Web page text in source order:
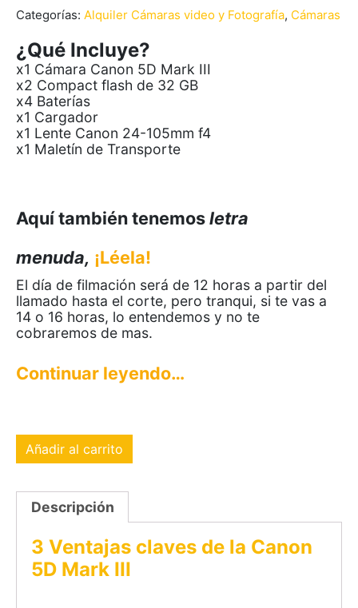
Categorías: Alquiler Cámaras video y Fotografía, Cámaras
¿Qué Incluye?
x1 Cámara Canon 5D Mark III
x2 Compact flash de 32 GB
x4 Baterías
x1 Cargador
x1 Lente Canon 24-105mm f4
x1 Maletín de Transporte
Aquí también tenemosletra
menuda, ¡Léela!
El día de filmación será de 12 horas a partir del
llamado hasta el corte, pero tranqui, si te vas a
14 o 16 horas, lo entendemos y no te
cobraremos de mas.
Continuar leyendo…
Añadir al carrito
Descripción
3 Ventajasclaves de la Canon
5D Mark III